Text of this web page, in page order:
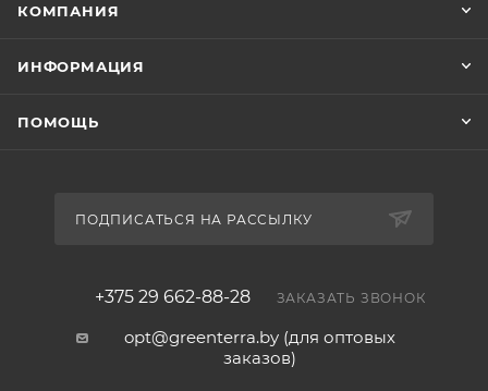
КОМПАНИЯ
ИНФОРМАЦИЯ
ПОМОЩЬ
ПОДПИСАТЬСЯ НА РАССЫЛКУ
+375 29 662-88-28 ЗАКАЗАТЬ ЗВОНОК
opt@greenterra.by (для оптовых
заказов)